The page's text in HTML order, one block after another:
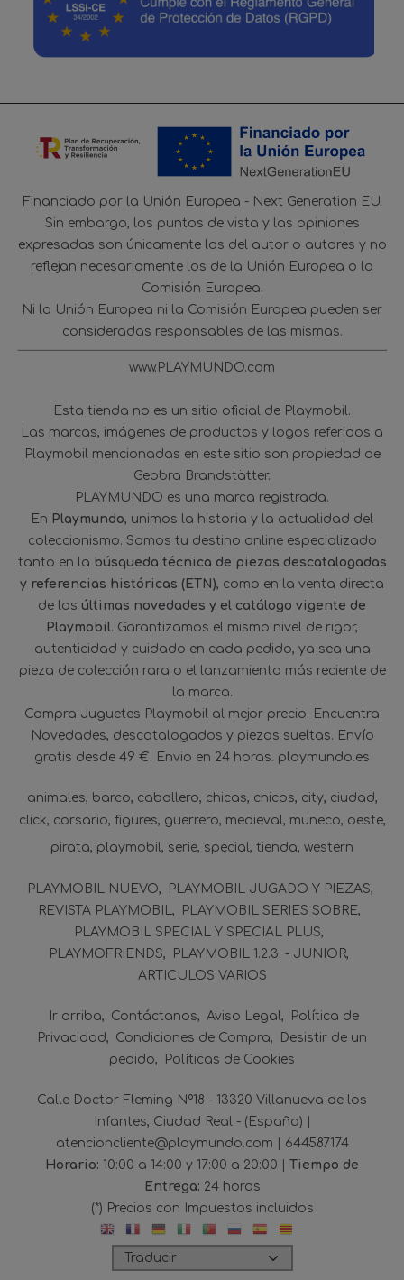
Financiado por la Unión Europea - Next Generation EU.
Sin embargo, los puntos de vista y las opiniones
expresadas son únicamente los del autor o autores y no
reflejan necesariamente los de la Unión Europea o la
Comisión Europea.
Ni la Unión Europea ni la Comisión Europea pueden ser
consideradas responsables de las mismas.
www.PLAYMUNDO.com
Esta tienda no es un sitio oficial de Playmobil.
Las marcas, imágenes de productos y logos referidos a
Playmobil mencionadas en este sitio son propiedad de
Geobra Brandstätter.
PLAYMUNDO es una marca registrada.
En Playmundo, unimos la historia y la actualidad del
coleccionismo. Somos tu destino online especializado
tanto en la búsqueda técnica de piezas descatalogadas
y referencias históricas (ETN), como en la venta directa
de las últimas novedades y el catálogo vigente de
Playmobil. Garantizamos el mismo nivel de rigor,
autenticidad y cuidado en cada pedido, ya sea una
pieza de colección rara o el lanzamiento más reciente de
la marca.
Compra Juguetes Playmobil al mejor precio. Encuentra
Novedades, descatalogados y piezas sueltas. Envío
gratis desde 49 €. Envio en 24 horas. playmundo.es
animales barco caballero chicas chicos city ciudad
click corsario figures guerrero medieval muneco oeste
pirata playmobil serie special tienda western
PLAYMOBIL NUEVO
PLAYMOBIL JUGADO Y PIEZAS
REVISTA PLAYMOBIL
PLAYMOBIL SERIES SOBRE
PLAYMOBIL SPECIAL Y SPECIAL PLUS
PLAYMOFRIENDS
PLAYMOBIL 1.2.3. - JUNIOR
ARTICULOS VARIOS
Ir arriba Contáctanos Aviso Legal
Política de
Privacidad
Condiciones de Compra
Desistir de un
pedido
Políticas de Cookies
Calle Doctor Fleming Nº18 - 13320 Villanueva de los
Infantes, Ciudad Real - (España) |
atencioncliente@playmundo.com | 644587174
Horario: 10:00 a 14:00 y 17:00 a 20:00 | Tiempo de
Entrega: 24 horas
(*) Precios con Impuestos incluidos